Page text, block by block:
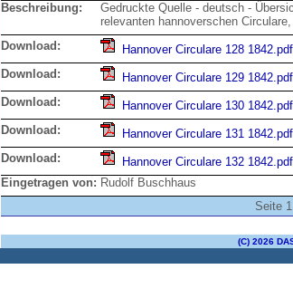
Beschreibung:
Gedruckte Quelle - deutsch -
relevanten hannoverschen
Download:
Hannover Circulare 128 1842.pdf
Download: Hannover Circulare 129 1842.pdf
Download: Hannover Circulare 130 1842.pdf
Download: Hannover Circulare 131 1842.pdf
Download: Hannover Circulare 132 1842.pdf
Eingetragen von: Rudolf Buschhaus
Seite
(C) 2026